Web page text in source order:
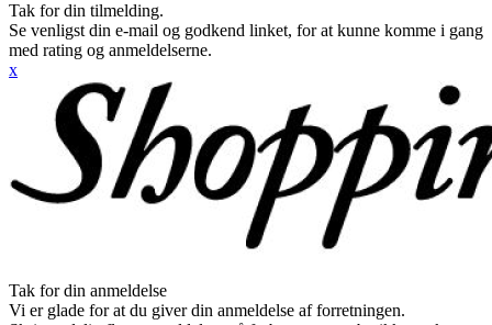
Tak for din tilmelding.
Se venligst din e-mail og godkend linket, for at kunne komme i gang
med rating og anmeldelserne.
x
Tak for din anmeldelse
Vi er glade for at du giver din anmeldelse af forretningen.